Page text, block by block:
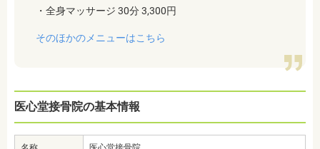
・全身マッサージ 30分 3,300円
そのほかのメニューはこちら
医心堂接骨院の基本情報